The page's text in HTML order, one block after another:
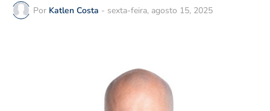
Por Katlen Costa - sexta-feira, agosto 15, 2025